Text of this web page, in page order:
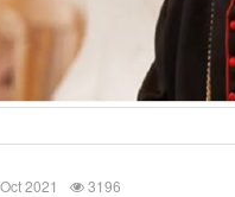
2021 3196